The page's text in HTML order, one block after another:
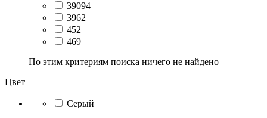
39094
3962
452
469
По этим критериям поиска ничего не найдено
Цвет
Серый